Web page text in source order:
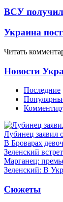
ВСУ
Украина
Читать
Новости
Последние
Лубинец заявил
В Броварах
Зеленский
Марганец:
Зеленский: В
Сюжеты